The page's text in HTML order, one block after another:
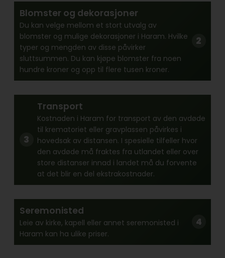
Blomster og dekorasjoner
Du kan velge mellom et stort utvalg av
blomster og mulige dekorasjoner i Haram. Hvilke
typer og mengden av disse påvirker
sluttsummen. Du kan kjøpe blomster fra noen
hundre kroner og opp til flere tusen kroner.
Transport
Kostnaden i Haram for transport av den avdøde
til krematoriet eller gravplassen påvirkes i
hovedsak av distansen. I spesielle tilfeller hvor
den avdøde må fraktes fra utlandet eller over
store distanser innad i landet må du forvente
at det blir en del ekstrakostnader.
Seremonisted
Leie av kirke, kapell eller annet seremonisted i
Haram kan ha ulike priser.